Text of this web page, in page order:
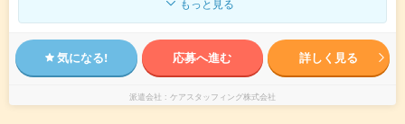
気になる! 応募へ進む 詳しく見る
派遣会社 ケアスタッフィング株式会社